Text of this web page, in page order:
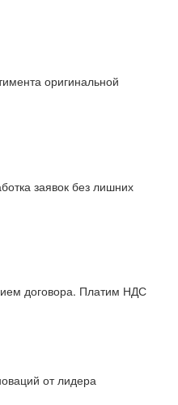
оригинальной
заявок без лишних
договора. Платим НДС
от лидера